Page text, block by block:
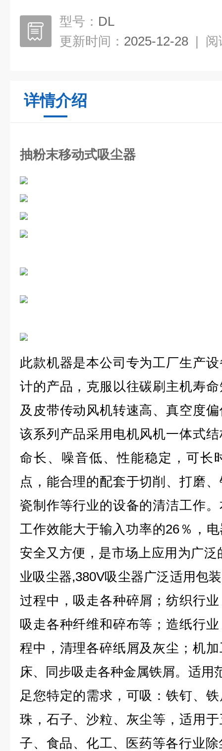
型号： DL
更新时间： 2025-12-28 | 阅
详情介绍
抽粉末移动式吸尘器
此款机器是本公司专为工厂生产
计的产品，克服以往碳刷主机寿
及皮带传动风机转速高、真空度
该系列产品采用电机风机一体式
命长、噪音低、性能稳定，可长
点，能合理的配套于切削、打磨
瓷制作等行业的设备的清洁工作
工作效能大于输入功率的26％，
安全又方便，是市场上应用为广
业吸尘器,380V吸尘器广泛适用包
过程中，吸走各种碎屑；纺织行
吸走各种纤维和碎布等；造纸行
程中，清理各碎纸屑及灰尘；机
床、同步吸走各种金属铁屑。适用
足您特定的需求，可吸：铁钉、
珠，石子、沙粒、灰尘等，适用
子、食品、化工、医药等各行业